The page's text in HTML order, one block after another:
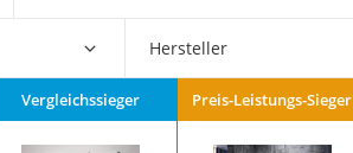
Service
Hersteller
Vergleichssieger Preis-Leistungs-Sieger